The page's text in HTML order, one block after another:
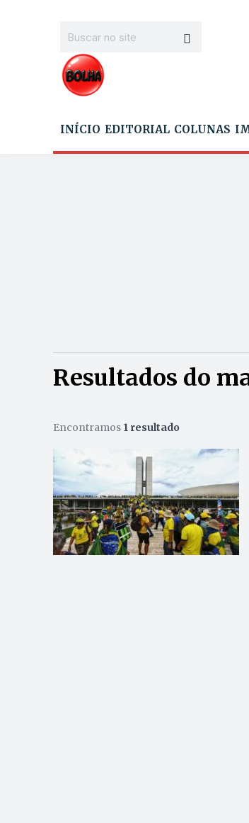
INÍCIO EDITORIAL COLUNAS
Resultados do
Encontramos 1 resultado